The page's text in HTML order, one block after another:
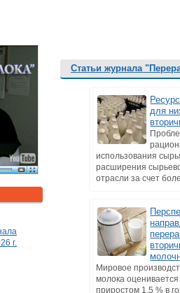
г.
Статьи журнала
для
использования
расширения
отрасли за счет
Мировое
молока
приростом 1,5 % в